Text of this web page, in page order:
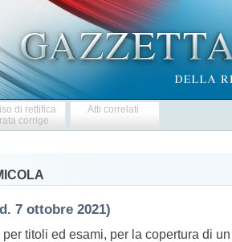
di rettifica
corrige
Atti correlati
7 ottobre 2021)
titoli ed esami, per la copertura di